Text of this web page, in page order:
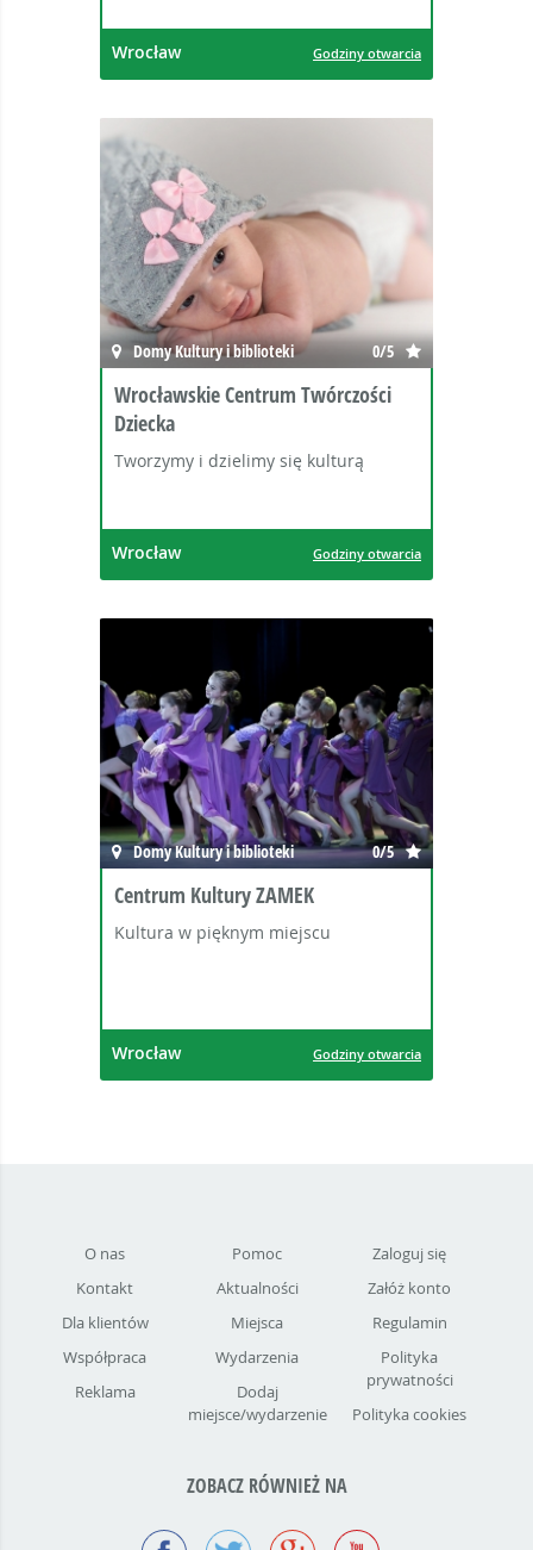
Wrocław Godziny otwarcia
Domy Kultury i biblioteki 0/5
Wrocławskie Centrum Twórczości
Dziecka
Tworzymy i dzielimy się kulturą
Wrocław Godziny otwarcia
Domy Kultury i biblioteki 0/5
Centrum Kultury ZAMEK
Kultura w pięknym miejscu
Wrocław Godziny otwarcia
O nas
Kontakt
Dla klientów
Współpraca
Reklama
Pomoc
Aktualności
Miejsca
Wydarzenia
Dodaj
miejsce/wydarzenie
Zaloguj się
Załóż konto
Regulamin
Polityka
prywatności
Polityka cookies
ZOBACZ RÓWNIEŻ NA